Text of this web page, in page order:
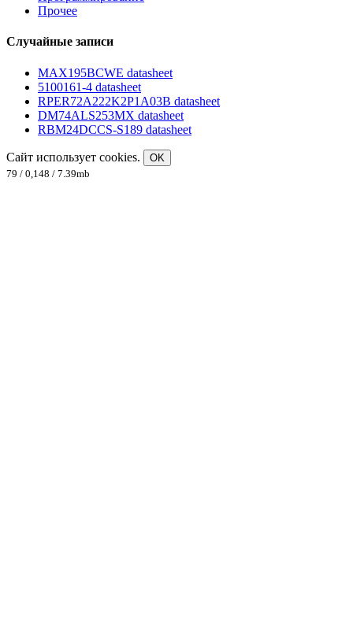
Прочее
Случайные записи
MAX195BCWE datasheet
5100161-4 datasheet
RPER72A222K2P1A03B datasheet
DM74ALS253MX datasheet
RBM24DCCS-S189 datasheet
Сайт использует cookies.
OK
79 / 0,148 / 7.39mb